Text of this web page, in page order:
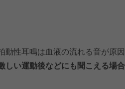
動性耳鳴は血液の流れる音が原因
しい運動後などにも聞こえる場合